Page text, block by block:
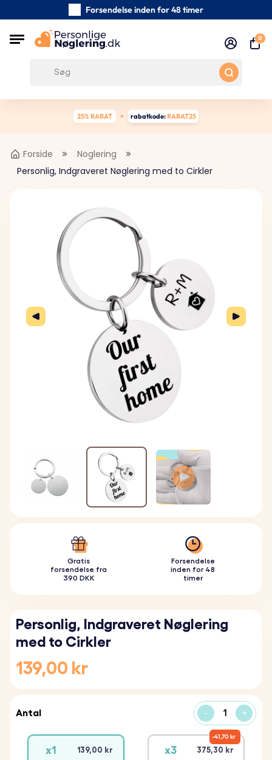
Forsendelse inden for 48 timer
Omhyggeligt håndlavede nøgleringe
Kundeanmeldelser:
0
25% RABAT rabatkode:RABAT25
Forside
Noglering
Personlig, Indgraveret Nøglering med to Cirkler
Gratis
forsendelse fra
390 DKK
Forsendelse
inden for 48
timer
Personlig, Indgraveret Nøglering
med to Cirkler
139,00 kr
Antal - +
x1 139,00 kr x3 375,30 kr
41,70 kr